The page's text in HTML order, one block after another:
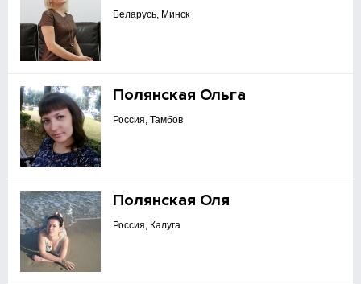
Беларусь, Минск
Полянская Ольга
Россия, Тамбов
Полянская Оля
Россия, Калуга